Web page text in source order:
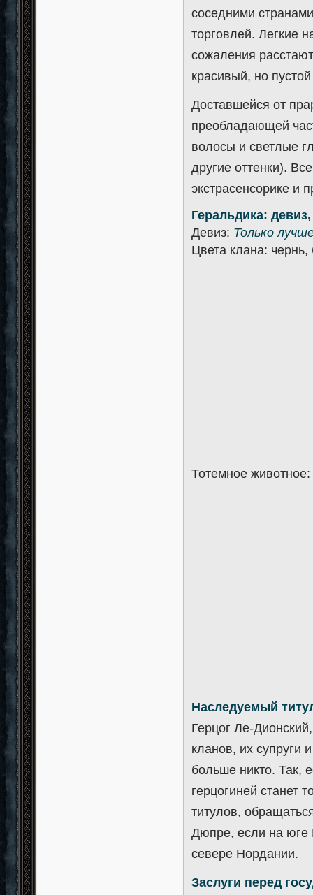
соседними
торговлей. Легкие
сожаления
красивый, но пустой
Доставшейся от
преобладающей
волосы и светлые
другие оттенки).
экстрасенсорике и
Геральдика:
Девиз: Только
Цвета клана:
Тотемное животное:
Наследуемый
Герцог Ле-
кланов, их супруги
больше никто. Так,
герцогиней станет
титулов,
Дюпре, если на
севере Нордании.
Заслуги перед